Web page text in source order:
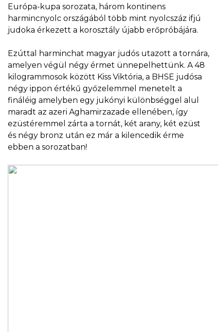
Európa-kupa sorozata, három kontinens
harmincnyolc országából több mint nyolcszáz ifjú
judoka érkezett a korosztály újabb erőpróbájára.
Ezúttal harminchat magyar judós utazott a tornára,
amelyen végül négy érmet ünnepelhettünk. A 48
kilogrammosok között Kiss Viktória, a BHSE judósa
négy ippon értékű győzelemmel menetelt a
fináléig amelyben egy jukónyi különbséggel alul
maradt az azeri Aghamirzazade ellenében, így
ezüstéremmel zárta a tornát, két arany, két ezüst
és négy bronz után ez már a kilencedik érme
ebben a sorozatban!